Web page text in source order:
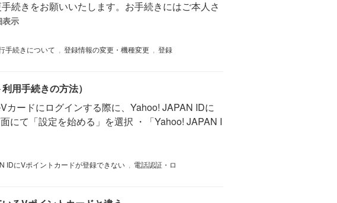
続きをお願いいたします。お手続きにはご本人さ
表示
手続きについて 登録情報の変更・機種変更
登録
用手続きの方法）
ードにログインする際に、Yahoo! JAPAN IDに
にて「設定を始める」を選択 ・「Yahoo! JAPAN I
IDにVポイントカードが登録できない
電話認証・ロ